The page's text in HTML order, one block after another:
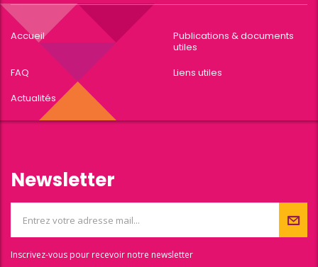
Accueil
Publications & documents
utiles
FAQ
Liens utiles
Actualités
Newsletter
Inscrivez-vous pour recevoir notre newsletter